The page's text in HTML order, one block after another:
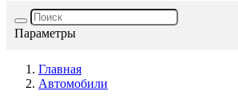
Параметры
Главная
Автомобили